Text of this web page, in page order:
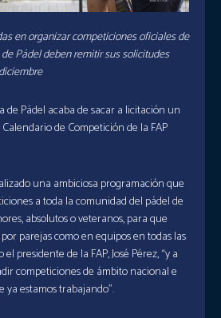
en organizar competiciones oficiales de
Pádel deben remitir sus solicitudes
de Pádel acaba de sacar a licitación un
de Competición de la FAP
una ambiciosa programación que
a toda la comunidad del pádel de
absolutos o veteranos, para que
parejas como en equipos en todas las
presidente de la FAP, José Pérez, “y a
competiciones de ámbito nacional e
estamos trabajando”.